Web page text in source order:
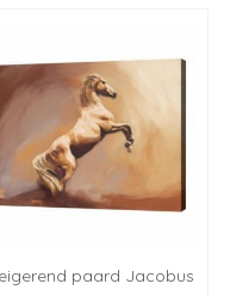
paard Jacobus